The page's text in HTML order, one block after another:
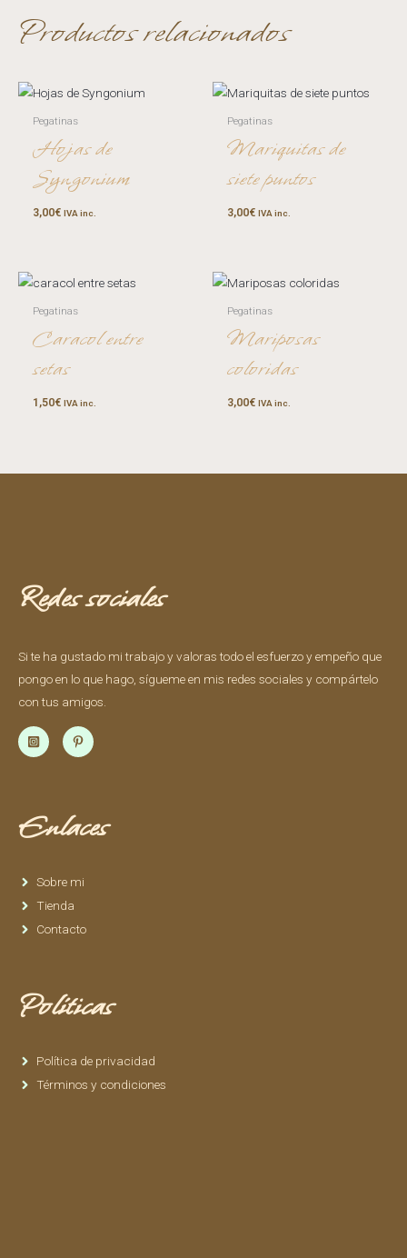
Productos relacionados
Pegatinas
Hojas de
Syngonium
3,00€ IVA inc.
Pegatinas
Mariquitas de
siete puntos
3,00€ IVA inc.
Pegatinas
Caracol entre
setas
1,50€ IVA inc.
Pegatinas
Mariposas
coloridas
3,00€ IVA inc.
Redes sociales
Si te ha gustado mi trabajo y valoras todo el esfuerzo y empeño que
pongo en lo que hago, sígueme en mis redes sociales y compártelo
con tus amigos.
Enlaces
Sobre mi
Tienda
Contacto
Políticas
Política de privacidad
Términos y condiciones